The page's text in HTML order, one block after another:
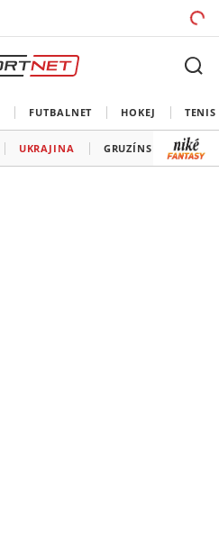
FUTBALNET HOKEJ TENIS
UKRAJINA GRUZÍNSKO